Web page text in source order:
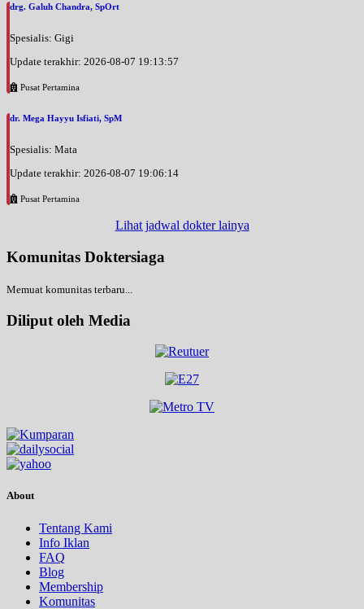
drg. Galuh Chandra, SpOrt
Spesialis: Gigi
Update terakhir: 2026-08-07 19:13:57
Pusat Pertamina
dr. Mega Hayyu Isfiati, SpM
Spesialis: Mata
Update terakhir: 2026-08-07 19:06:14
Pusat Pertamina
Lihat jadwal dokter lainya
Komunitas Doktersiaga
Memuat komunitas terbaru...
Diliput oleh Media
About
Tentang Kami
Info Iklan
FAQ
Blog
Membership
Komunitas